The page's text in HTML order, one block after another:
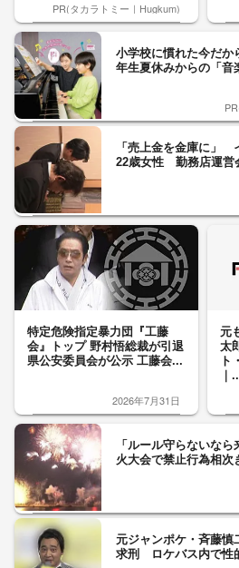
PR(タカラトミー｜Hugkum)
小学校に慣れた今だか
年生夏休みからの「音
「売上金を金庫に」
22歳女性 勤務店運営
特定危険指定暴力団『工藤
会』トップ 野村悟総裁が引退
県公安委員会が公示 工藤会...
2026年7月31日
元
太
ト
｜
「ルール守らないな
火大会で禁止行為相
元ジャンポケ・斉藤慎
求刑 ロケバス内で性